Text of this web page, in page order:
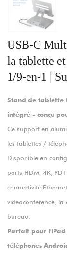
USB-C
la tablette
1/9-en-1 |
Stand de tablette
intégré - conçu
Ce support en
les tablettes /
Disponible en
ports HDMI 4K,
connectivité
vidéoconférence, la
bureau.
Parfait pour l'iPad
téléphones